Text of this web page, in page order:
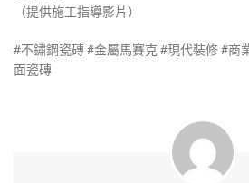
（提供施工指導影片）
#不鏽鋼瓷磚 #金屬馬賽克 #現代裝修 #商
面瓷磚